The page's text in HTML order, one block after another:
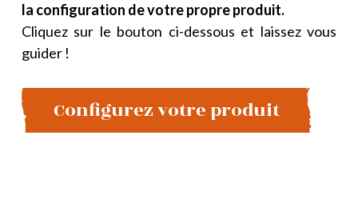
la configuration de votre propre produit.
Cliquez sur le bouton ci-dessous et laissez vous
guider !
Configurez votre produit